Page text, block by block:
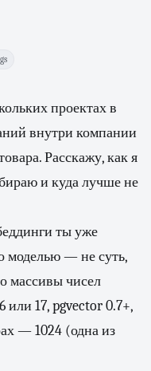
проектах в
внутри компании
Расскажу, как я
и куда лучше не
ты уже
моделью — не суть,
массивы чисел
или 17, pgvector 0.7+,
— 1024 (одна из